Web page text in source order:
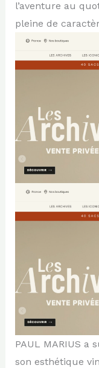
l’aventure au
pleine de
PAUL MARIUS
son esthétique